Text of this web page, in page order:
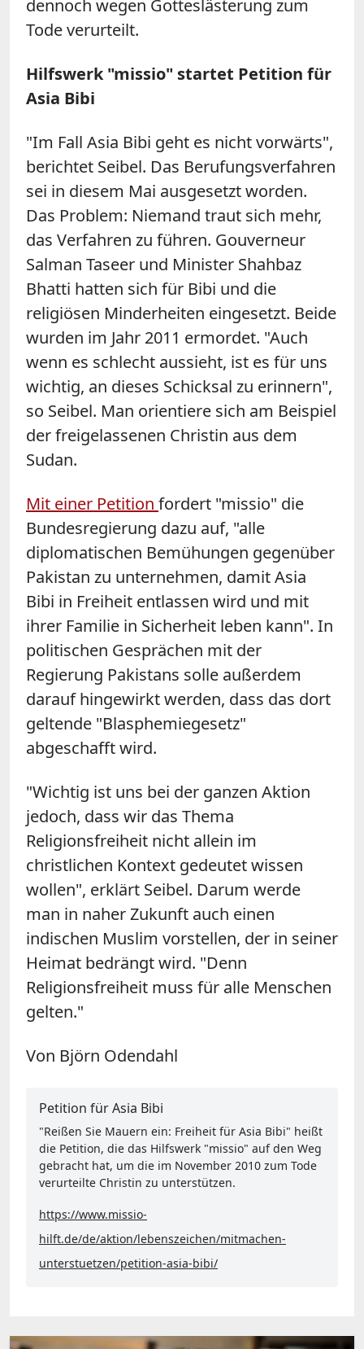
dennoch wegen Gotteslästerung zum
Tode verurteilt.
Hilfswerk "missio" startet Petition für
Asia Bibi
"Im Fall Asia Bibi geht es nicht vorwärts",
berichtet Seibel. Das Berufungsverfahren
sei in diesem Mai ausgesetzt worden.
Das Problem: Niemand traut sich mehr,
das Verfahren zu führen. Gouverneur
Salman Taseer und Minister Shahbaz
Bhatti hatten sich für Bibi und die
religiösen Minderheiten eingesetzt. Beide
wurden im Jahr 2011 ermordet. "Auch
wenn es schlecht aussieht, ist es für uns
wichtig, an dieses Schicksal zu erinnern",
so Seibel. Man orientiere sich am Beispiel
der freigelassenen Christin aus dem
Sudan.
Mit einer Petition fordert "missio" die
Bundesregierung dazu auf, "alle
diplomatischen Bemühungen gegenüber
Pakistan zu unternehmen, damit Asia
Bibi in Freiheit entlassen wird und mit
ihrer Familie in Sicherheit leben kann". In
politischen Gesprächen mit der
Regierung Pakistans solle außerdem
darauf hingewirkt werden, dass das dort
geltende "Blasphemiegesetz"
abgeschafft wird.
"Wichtig ist uns bei der ganzen Aktion
jedoch, dass wir das Thema
Religionsfreiheit nicht allein im
christlichen Kontext gedeutet wissen
wollen", erklärt Seibel. Darum werde
man in naher Zukunft auch einen
indischen Muslim vorstellen, der in seiner
Heimat bedrängt wird. "Denn
Religionsfreiheit muss für alle Menschen
gelten."
Von Björn Odendahl
Petition für Asia Bibi
"Reißen Sie Mauern ein: Freiheit für Asia Bibi" heißt
die Petition, die das Hilfswerk "missio" auf den Weg
gebracht hat, um die im November 2010 zum Tode
verurteilte Christin zu unterstützen.
https://www.missio-
hilft.de/de/aktion/lebenszeichen/mitmachen-
unterstuetzen/petition-asia-bibi/